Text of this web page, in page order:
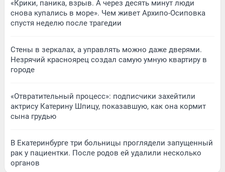
«Крики, паника, взрыв. А через десять минут люди
снова купались в море». Чем живет Архипо-Осиповка
спустя неделю после трагедии
Стены в зеркалах, а управлять можно даже дверями.
Незрячий красноярец создал самую умную квартиру в
городе
«Отвратительный процесс»: подписчики захейтили
актрису Катерину Шпицу, показавшую, как она кормит
сына грудью
В Екатеринбурге три больницы проглядели запущенный
рак у пациентки. После родов ей удалили несколько
органов